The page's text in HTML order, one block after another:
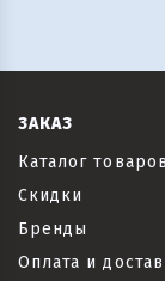
ЗАКАЗ
Каталог товаров
Скидки
Бренды
Оплата и